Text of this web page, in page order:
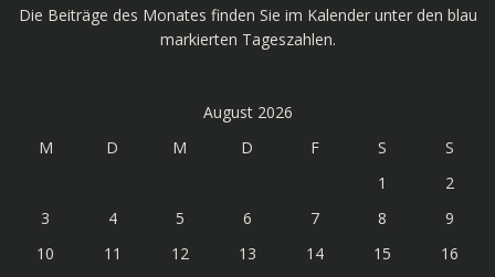
Die Beiträge des Monates finden Sie im Kalender unter den blau
markierten Tageszahlen.
August 2026
M
D M D F S
S
1
2
3
4 5 6 7 8
9
10
11 12 13 14 15
16